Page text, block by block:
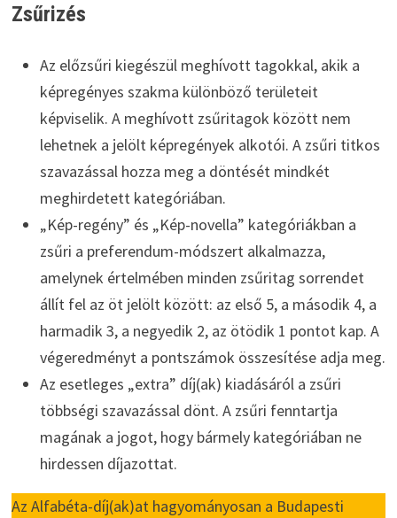
Zsűrizés
Az előzsűri kiegészül meghívott tagokkal, akik a
képregényes szakma különböző területeit
képviselik. A meghívott zsűritagok között nem
lehetnek a jelölt képregények alkotói. A zsűri titkos
szavazással hozza meg a döntését mindkét
meghirdetett kategóriában.
„Kép-regény” és „Kép-novella” kategóriákban a
zsűri a preferendum-módszert alkalmazza,
amelynek értelmében minden zsűritag sorrendet
állít fel az öt jelölt között: az első 5, a második 4, a
harmadik 3, a negyedik 2, az ötödik 1 pontot kap. A
végeredményt a pontszámok összesítése adja meg.
Az esetleges „extra” díj(ak) kiadásáról a zsűri
többségi szavazással dönt. A zsűri fenntartja
magának a jogot, hogy bármely kategóriában ne
hirdessen díjazottat.
Az Alfabéta-díj(ak)at hagyományosan a Budapesti